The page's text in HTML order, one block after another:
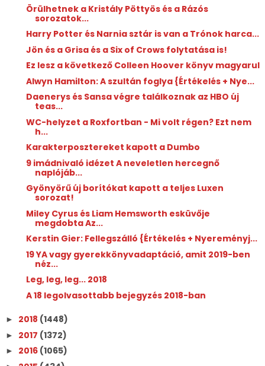
Örülhetnek a Kristály Pöttyös és a Rázós
sorozatok...
Harry Potter és Narnia sztár is van a Trónok harca...
Jön és a Grisa és a Six of Crows folytatása is!
Ez lesz a következő Colleen Hoover könyv magyarul
Alwyn Hamilton: A ​szultán foglya {Értékelés + Nye...
Daenerys és Sansa végre találkoznak az HBO új
teas...
WC-helyzet a Roxfortban - Mi volt régen? Ezt nem
h...
Karakterposztereket kapott a Dumbo
9 imádnivaló idézet A neveletlen hercegnő
naplójáb...
Gyönyörű új borítókat kapott a teljes Luxen
sorozat!
Miley Cyrus és Liam Hemsworth esküvője
megdobta Az...
Kerstin Gier: Fellegszálló {Értékelés + Nyereményj...
19 YA vagy gyerekkönyvadaptáció, amit 2019-ben
néz...
Leg, leg, leg... 2018
A 18 legolvasottabb bejegyzés 2018-ban
► 2018 (1448)
► 2017 (1372)
► 2016 (1065)